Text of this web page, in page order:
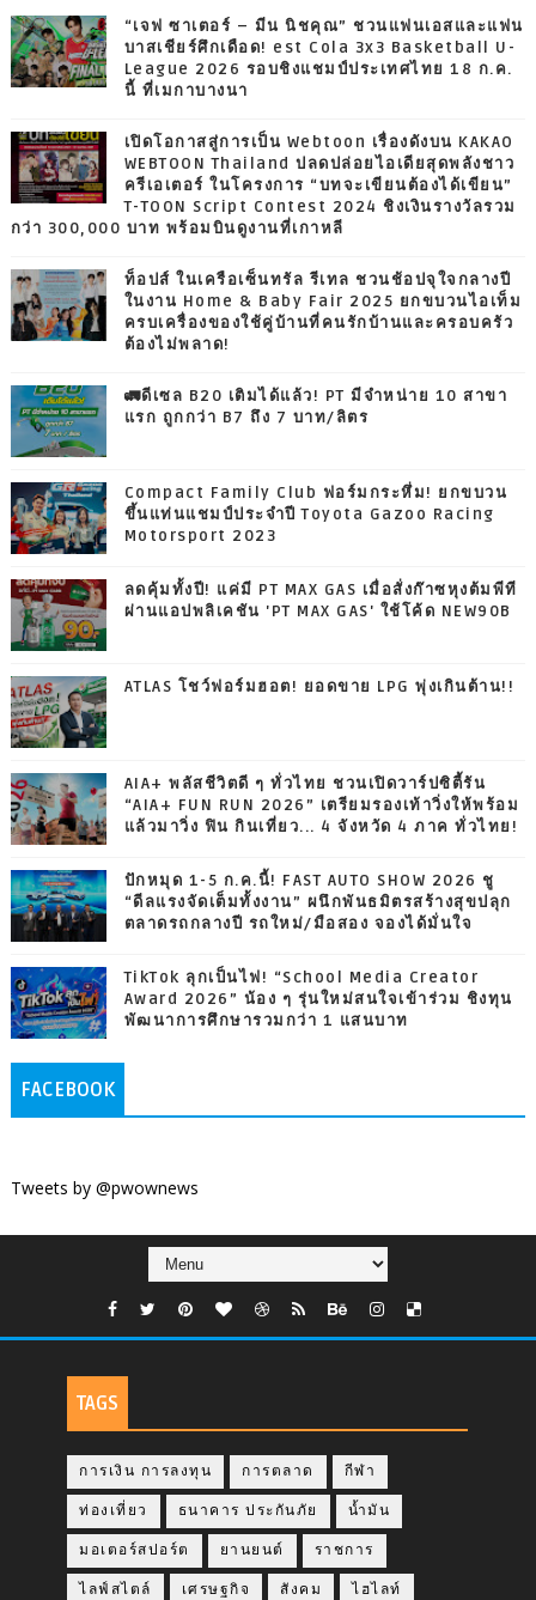
“เจฟ ซาเตอร์ – มีน นิชคุณ” ชวนแฟนเอสและแฟน
บาสเชียร์ศึกเดือด! est Cola 3x3 Basketball U-
League 2026 รอบชิงแชมป์ประเทศไทย 18 ก.ค.
นี้ ที่เมกาบางนา
เปิดโอกาสสู่การเป็น Webtoon เรื่องดังบน KAKAO
WEBTOON Thailand ปลดปล่อยไอเดียสุดพลังชาว
ครีเอเตอร์ ในโครงการ “บทจะเขียนต้องได้เขียน”
T-TOON Script Contest 2024 ชิงเงินรางวัลรวม
กว่า 300,000 บาท พร้อมบินดูงานที่เกาหลี
ท็อปส์ ในเครือเซ็นทรัล รีเทล ชวนช้อปจุใจกลางปี
ในงาน Home & Baby Fair 2025 ยกขบวนไอเท็ม
ครบเครื่องของใช้คู่บ้านที่คนรักบ้านและครอบครัว
ต้องไม่พลาด!
🚛ดีเซล B20 เติมได้แล้ว! PT มีจำหน่าย 10 สาขา
แรก ถูกกว่า B7 ถึง 7 บาท/ลิตร
Compact Family Club ฟอร์มกระหึ่ม! ยกขบวน
ขึ้นแท่นแชมป์ประจำปี Toyota Gazoo Racing
Motorsport 2023
ลดคุ้มทั้งปี! แค่มี PT MAX GAS เมื่อสั่งก๊าซหุงต้มพีที
ผ่านแอปพลิเคชัน 'PT MAX GAS' ใช้โค้ด NEW90B
ATLAS โชว์ฟอร์มฮอต! ยอดขาย LPG พุ่งเกินต้าน!!
AIA+ พลัสชีวิตดี ๆ ทั่วไทย ชวนเปิดวาร์ปซิตี้รัน
“AIA+ FUN RUN 2026” เตรียมรองเท้าวิ่งให้พร้อม
แล้วมาวิ่ง ฟิน กินเที่ยว... 4 จังหวัด 4 ภาค ทั่วไทย!
ปักหมุด 1-5 ก.ค.นี้! FAST AUTO SHOW 2026 ชู
“ดีลแรงจัดเต็มทั้งงาน” ผนึกพันธมิตรสร้างสุขปลุก
ตลาดรถกลางปี รถใหม่/มือสอง จองได้มั่นใจ
TikTok ลุกเป็นไฟ! “School Media Creator
Award 2026” น้อง ๆ รุ่นใหม่สนใจเข้าร่วม ชิงทุน
พัฒนาการศึกษารวมกว่า 1 แสนบาท
FACEBOOK
Tweets by @pwownews
TAGS
การเงิน การลงทุน การตลาด กีฬา
ท่องเที่ยว ธนาคาร ประกันภัย น้ำมัน
มอเตอร์สปอร์ต ยานยนต์ ราชการ
ไลฟ์สไตล์ เศรษฐกิจ สังคม ไฮไลท์